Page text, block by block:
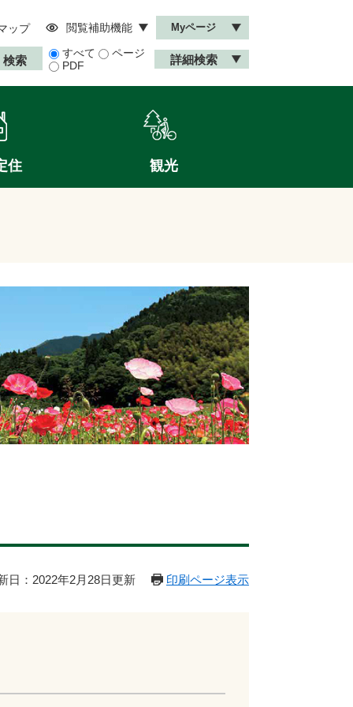
ップ 閲覧補助機能 Myページ
すべて
ページ
PDF
詳細検索
住 観光
日：2022年2月28日更新 印刷ページ表示